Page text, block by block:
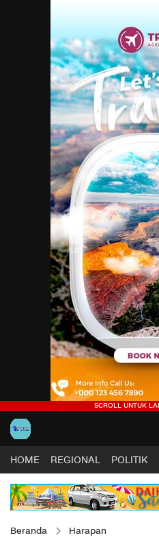
HOME REGIONAL POLITIK
Beranda Harapan